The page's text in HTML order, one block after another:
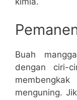
Buah
dengan ciri-
menguning.